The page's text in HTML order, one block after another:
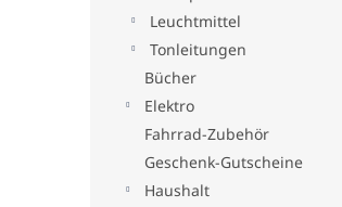
Leuchtmittel
Tonleitungen
Bücher
Elektro
Fahrrad-Zubehör
Geschenk-Gutscheine
Haushalt